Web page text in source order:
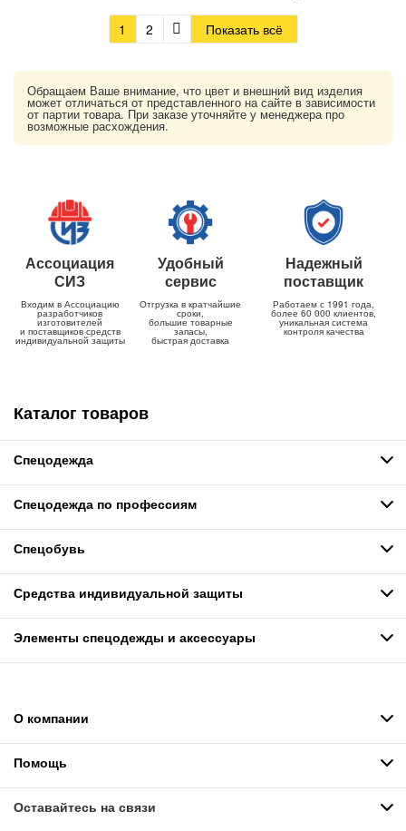
1 2 Показать всё
Обращаем Ваше внимание, что цвет и внешний вид изделия
может отличаться от представленного на сайте в зависимости
от партии товара. При заказе уточняйте у менеджера про
возможные расхождения.
Ассоциация
СИЗ
Входим в Ассоциацию
разработчиков
изготовителей
и поставщиков средств
индивидуальной защиты
Удобный
сервис
Отгрузка в кратчайшие
сроки,
большие товарные
запасы,
быстрая доставка
Надежный
поставщик
Работаем с 1991 года,
более 60 000 клиентов,
уникальная система
контроля качества
Каталог товаров
Спецодежда
Спецодежда по профессиям
Спецобувь
Средства индивидуальной защиты
Элементы спецодежды и аксессуары
О компании
Помощь
Оставайтесь на связи